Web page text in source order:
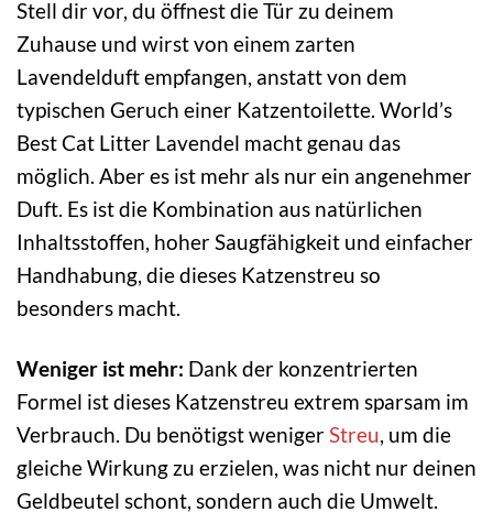
Stell dir vor, du öffnest die Tür zu deinem
Zuhause und wirst von einem zarten
Lavendelduft empfangen, anstatt von dem
typischen Geruch einer Katzentoilette. World’s
Best Cat Litter Lavendel macht genau das
möglich. Aber es ist mehr als nur ein angenehmer
Duft. Es ist die Kombination aus natürlichen
Inhaltsstoffen, hoher Saugfähigkeit und einfacher
Handhabung, die dieses Katzenstreu so
besonders macht.
Weniger ist mehr: Dank der konzentrierten
Formel ist dieses Katzenstreu extrem sparsam im
Verbrauch. Du benötigst wenigerStreu, um die
gleiche Wirkung zu erzielen, was nicht nur deinen
Geldbeutel schont, sondern auch die Umwelt.